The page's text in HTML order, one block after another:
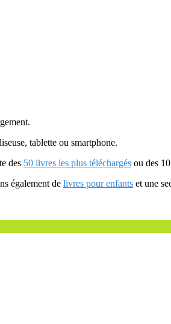
tablette ou smartphone.
des 50 livres les plus téléchargés ou des
également de livres pour enfants et une